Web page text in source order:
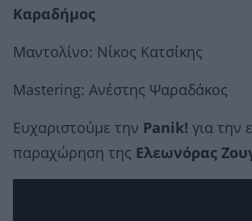
Καραδήμος
Μαντολίνο: Νίκος Κατσίκης
Mastering: Ανέστης Ψαραδάκος
Ευχαριστούμε την Panik! για την
παραχώρηση της Ελεωνόρας